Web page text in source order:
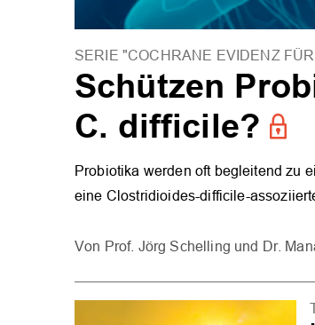
SERIE "COCHRANE EVIDENZ
Schützen
C. difficile?
Probiotika werden oft begleitend zu
eine Clostridioides-difficile-
Prof. Jörg Schelling Dr.